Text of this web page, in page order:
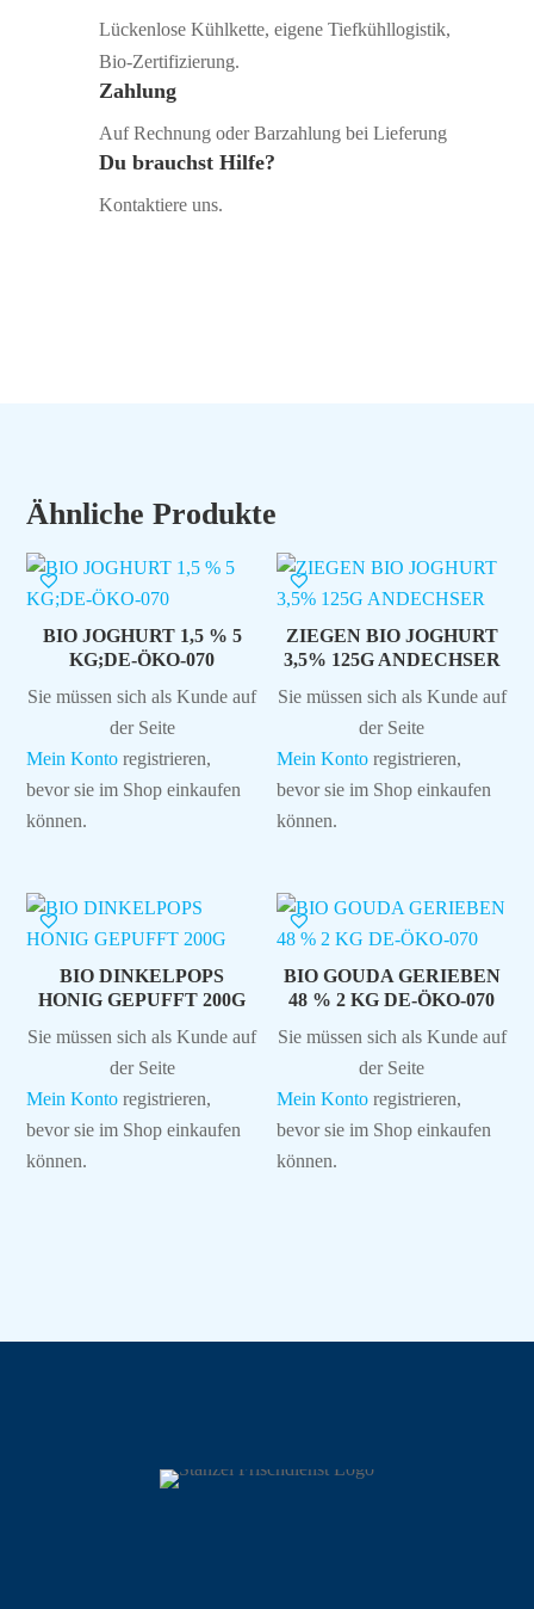
Lückenlose Kühlkette, eigene Tiefkühllogistik,
Bio‑Zertifizierung.
Zahlung
Auf Rechnung oder Barzahlung bei Lieferung
Du brauchst Hilfe?
Kontaktiere uns.
Ähnliche Produkte
BIO JOGHURT 1,5 % 5
KG;DE-ÖKO-070
Sie müssen sich als Kunde auf
der Seite
Mein Konto registrieren,
bevor sie im Shop einkaufen
können.
ZIEGEN BIO JOGHURT
3,5% 125G ANDECHSER
Sie müssen sich als Kunde auf
der Seite
Mein Konto registrieren,
bevor sie im Shop einkaufen
können.
BIO DINKELPOPS
HONIG GEPUFFT 200G
Sie müssen sich als Kunde auf
der Seite
Mein Konto registrieren,
bevor sie im Shop einkaufen
können.
BIO GOUDA GERIEBEN
48 % 2 KG DE-ÖKO-070
Sie müssen sich als Kunde auf
der Seite
Mein Konto registrieren,
bevor sie im Shop einkaufen
können.